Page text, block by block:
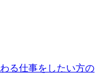
る仕事をしたい方の